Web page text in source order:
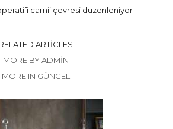
camii çevresi düzenleniyor
RELATED ARTICLES
MORE BY ADMIN
MORE IN GÜNCEL